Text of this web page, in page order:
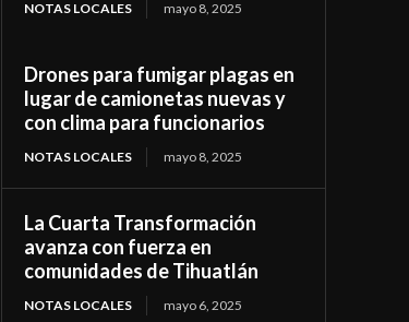
NOTAS LOCALES mayo 8, 2025
Drones para fumigar plagas en
lugar de camionetas nuevas y
con clima para funcionarios
NOTAS LOCALES mayo 8, 2025
La Cuarta Transformación
avanza con fuerza en
comunidades de Tihuatlán
NOTAS LOCALES mayo 6, 2025